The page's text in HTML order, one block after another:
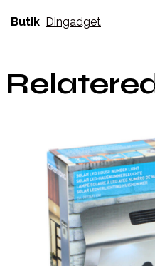
Butik Dingadget